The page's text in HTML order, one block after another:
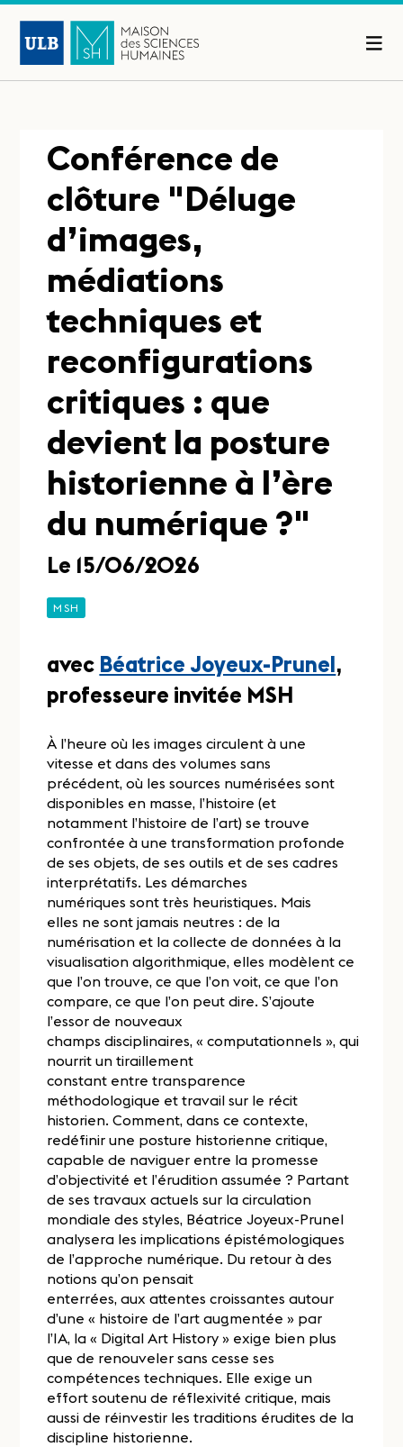
Conférence de
clôture "Déluge
d’images,
médiations
techniques et
reconfigurations
critiques : que
devient la posture
historienne à l’ère
du numérique ?"
Le 15/06/2026
MSH
avec Béatrice Joyeux-Prunel,
professeure invitée MSH
À l’heure où les images circulent à une
vitesse et dans des volumes sans
précédent, où les sources numérisées sont
disponibles en masse, l’histoire (et
notamment l’histoire de l’art) se trouve
confrontée à une transformation profonde
de ses objets, de ses outils et de ses cadres
interprétatifs. Les démarches
numériques sont très heuristiques. Mais
elles ne sont jamais neutres : de la
numérisation et la collecte de données à la
visualisation algorithmique, elles modèlent ce
que l’on trouve, ce que l’on voit, ce que l’on
compare, ce que l’on peut dire. S’ajoute
l’essor de nouveaux
champs disciplinaires, « computationnels », qui
nourrit un tiraillement
constant entre transparence
méthodologique et travail sur le récit
historien. Comment, dans ce contexte,
redéfinir une posture historienne critique,
capable de naviguer entre la promesse
d’objectivité et l’érudition assumée ? Partant
de ses travaux actuels sur la circulation
mondiale des styles, Béatrice Joyeux-Prunel
analysera les implications épistémologiques
de l’approche numérique. Du retour à des
notions qu’on pensait
enterrées, aux attentes croissantes autour
d’une « histoire de l’art augmentée » par
l’IA, la « Digital Art History » exige bien plus
que de renouveler sans cesse ses
compétences techniques. Elle exige un
effort soutenu de réflexivité critique, mais
aussi de réinvestir les traditions érudites de la
discipline historienne.